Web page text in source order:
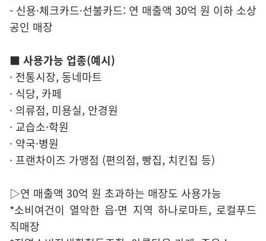
- 신용·체크카드·선불카드: 연 매출액 30억 원 이하 소상
공인 매장
■ 사용가능 업종(예시)
· 전통시장, 동네마트
· 식당, 카페
· 의류점, 미용실, 안경원
· 교습소·학원
· 약국·병원
· 프랜차이즈 가맹점 (편의점, 빵집, 치킨집 등)
▷연 매출액 30억 원 초과하는 매장도 사용가능
*소비여건이 열악한 읍·면 지역 하나로마트, 로컬푸드
직매장